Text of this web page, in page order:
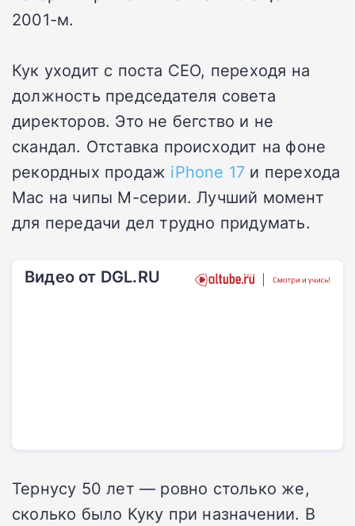
2001-м.
Кук уходит с поста CEO, переходя на
должность председателя совета
директоров. Это не бегство и не
скандал. Отставка происходит на фоне
рекордных продаж iPhone 17 и перехода
Mac на чипы M-серии. Лучший момент
для передачи дел трудно придумать.
Видео от DGL.RU
Тернусу 50 лет — ровно столько же,
сколько было Куку при назначении. В